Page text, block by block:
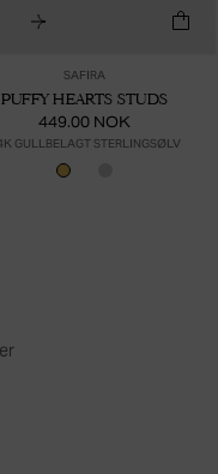
SAFIRA
PUFFY HEARTS STUDS
449.00 NOK
GULLBELAGT STERLINGSØLV